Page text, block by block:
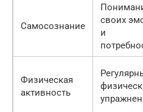
Самосознание
своих
и
Физическая
активность